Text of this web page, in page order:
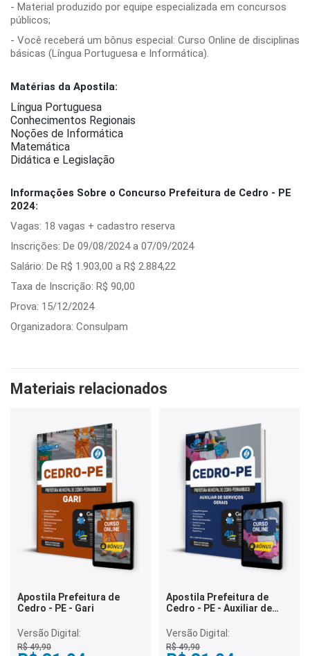
- Material produzido por equipe especializada em concursos
públicos;
- Você receberá um bônus especial: Curso Online de disciplinas
básicas (Língua Portuguesa e Informática).
Matérias da Apostila:
Língua Portuguesa
Conhecimentos Regionais
Noções de Informática
Matemática
Didática e Legislação
Informações Sobre o Concurso Prefeitura de Cedro - PE
2024:
Vagas: 18 vagas + cadastro reserva
Inscrições: De 09/08/2024 a 07/09/2024
Salário: De R$ 1.903,00 a R$ 2.884,22
Taxa de Inscrição: R$ 90,00
Prova: 15/12/2024
Organizadora: Consulpam
Materiais relacionados
Apostila Prefeitura de
Cedro - PE - Gari
Versão Digital:
R$ 49,90
Apostila Prefeitura de
Cedro - PE - Auxiliar de
Versão Digital:
R$ 49,90